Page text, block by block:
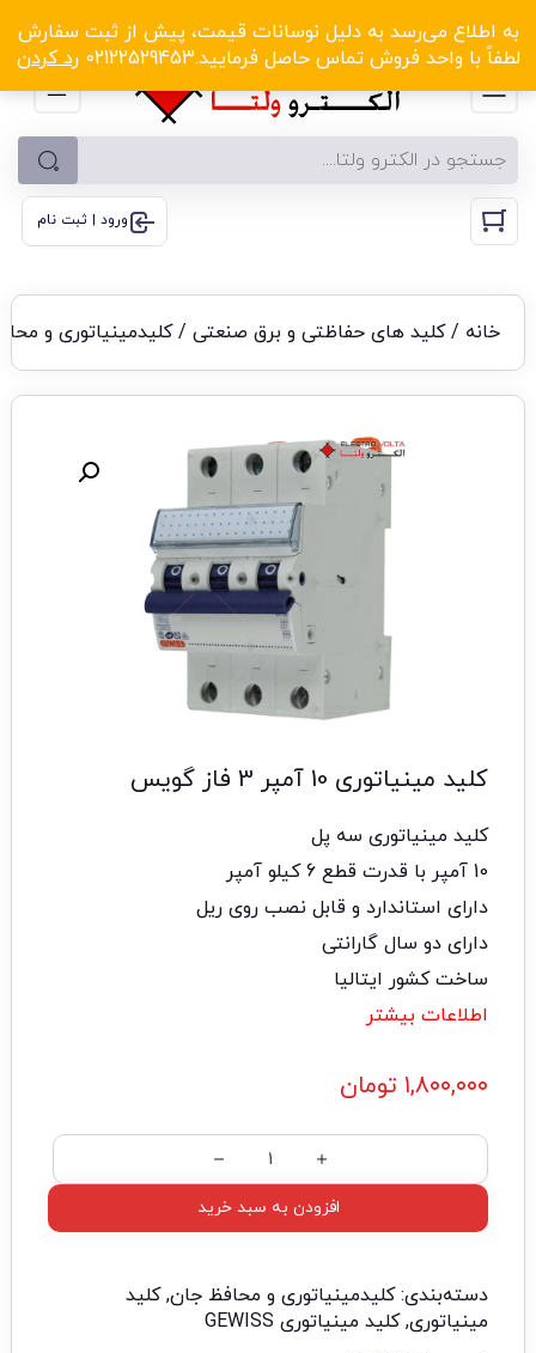
به اطلاع می‌رسد به دلیل نوسانات قیمت، پیش از ثبت سفارش
لطفاً با واحد فروش تماس حاصل فرمایید.02122529453
رد کردن
الکترو ولتا با تخفیف‌های شگفت‌انگیز! کلیک کنید
ورود | ثبت نام
خانه /کلید های حفاظتی و برق صنعتی/کلیدمینیاتوری و
کلید مینیاتوری 10 آمپر 3 فاز گویس
کلید مینیاتوری سه پل
10 آمپر با قدرت قطع 6 کیلو آمپر
دارای استاندارد و قابل نصب روی ریل
دارای دو سال گارانتی
ساخت کشور ایتالیا
اطلاعات بیشتر
۱,۸۰۰,۰۰۰ تومان
افزودن به سبد خرید
دسته‌بندی:کلیدمینیاتوری و محافظ جان,کلید
مینیاتوری,کلید مینیاتوری GEWISS